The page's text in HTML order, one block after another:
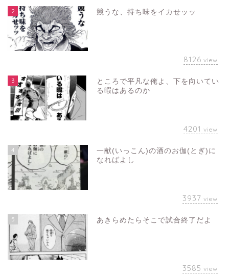
2 競うな、持ち味をイカせッッ
8126 view
3
ところで平凡な俺よ、下を向いてい
る暇はあるのか
4201 view
4
一献(いっこん)の酒のお伽(とぎ)に
なればよし
3937 view
5 あきらめたらそこで試合終了だよ
3585 view